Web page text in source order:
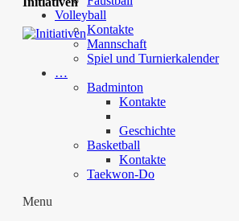
Volleyball
Kontakte
Mannschaft
Spiel und Turnierkalender
…
Badminton
Kontakte
Geschichte
Basketball
Kontakte
Taekwon-Do
Menu